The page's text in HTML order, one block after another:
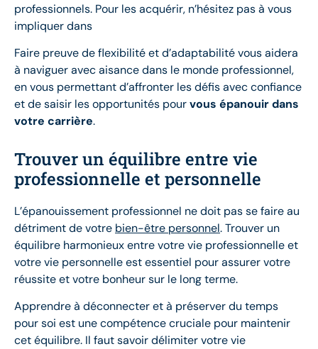
professionnels. Pour les acquérir, n’hésitez pas à vous
impliquer dans
Faire preuve de flexibilité et d’adaptabilité vous aidera
à naviguer avec aisance dans le monde professionnel,
en vous permettant d’affronter les défis avec confiance
et de saisir les opportunités pourvous épanouir dans
votre carrière.
Trouver un équilibre entre vie
professionnelle et personnelle
L’épanouissement professionnel ne doit pas se faire au
détriment de votre bien-être personnel. Trouver un
équilibre harmonieux entre votre vie professionnelle et
votre vie personnelle est essentiel pour assurer votre
réussite et votre bonheur sur le long terme.
Apprendre à déconnecter et à préserver du temps
pour soi est une compétence cruciale pour maintenir
cet équilibre. Il faut savoir délimiter votre vie